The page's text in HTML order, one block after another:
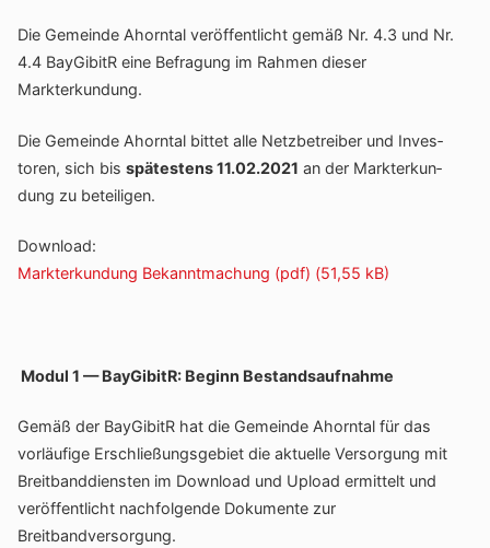
Die Gemeinde Ahorntal veröf­fent­licht gemäß Nr. 4.3 und Nr.
4.4 BayGi­bitR eine Befra­gung im Rahmen dieser
Markterkundung.
Die Gemeinde Ahorntal bittet alle Netz­be­treiber und Inves­
toren, sich bis spätes­tens 11.02.2021 an der Markt­er­kun­
dung zu beteiligen.
Down­load:
Markt­er­kun­dung Bekannt­ma­chung (pdf)
Modul 1 — BayGi­bitR: Beginn Bestandsaufnahme
Gemäß der BayGi­bitR hat die Gemeinde Ahorntal für das
vorläu­fige Erschlie­ßungs­ge­biet die aktu­elle Versor­gung mit
Breit­band­diensten im Down­load und Upload ermit­telt und
veröf­fent­licht nach­fol­gende Doku­mente zur
Breitbandversorgung.